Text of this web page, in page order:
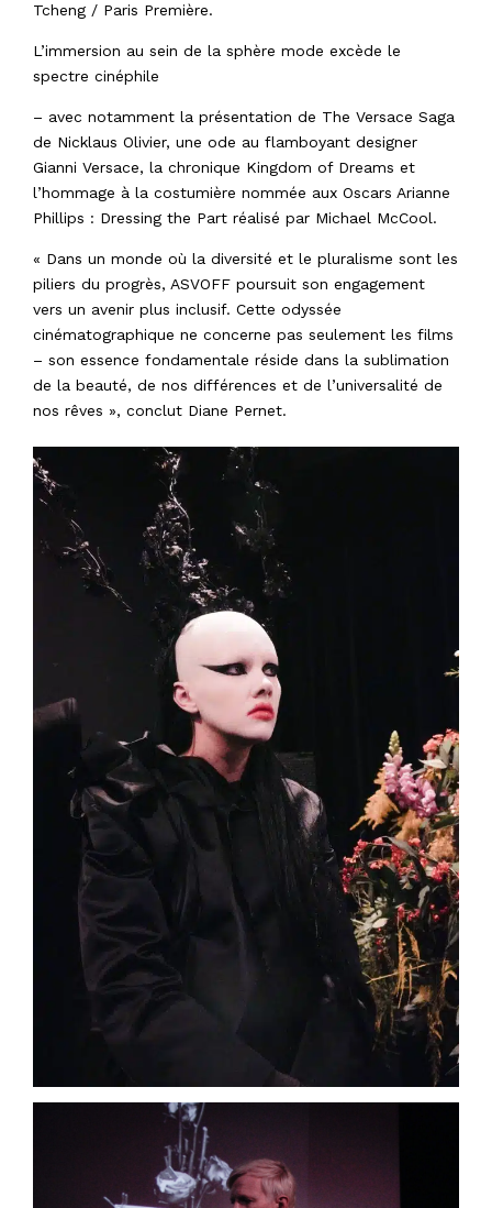
Tcheng / Paris Première.
L’immersion au sein de la sphère mode excède le
spectre cinéphile
– avec notamment la présentation de The Versace Saga
de Nicklaus Olivier, une ode au flamboyant designer
Gianni Versace, la chronique Kingdom of Dreams et
l’hommage à la costumière nommée aux Oscars Arianne
Phillips : Dressing the Part réalisé par Michael McCool.
« Dans un monde où la diversité et le pluralisme sont les
piliers du progrès, ASVOFF poursuit son engagement
vers un avenir plus inclusif. Cette odyssée
cinématographique ne concerne pas seulement les films
– son essence fondamentale réside dans la sublimation
de la beauté, de nos différences et de l’universalité de
nos rêves », conclut Diane Pernet.